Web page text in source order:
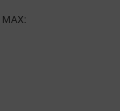
MАХ: